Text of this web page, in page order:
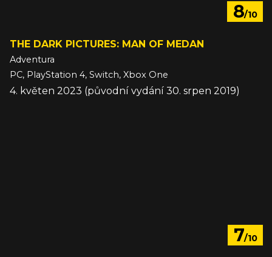
8/10
THE DARK PICTURES: MAN OF MEDAN
Adventura
PC, PlayStation 4, Switch, Xbox One
4. květen 2023 (původní vydání 30. srpen 2019)
7/10